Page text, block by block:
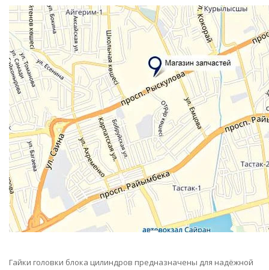
Гайки головки блока цилиндров предназначены для надёжной